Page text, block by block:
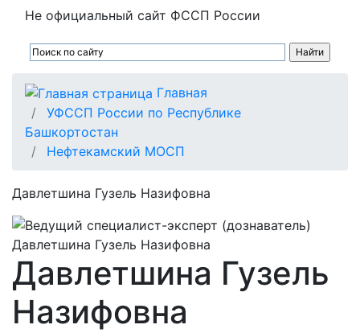
Не официальный сайт ФССП России
Главная
УФССП России по Республике
Башкортостан
Нефтекамский МОСП
Давлетшина Гузель Назифовна
Давлетшина Гузель
Назифовна